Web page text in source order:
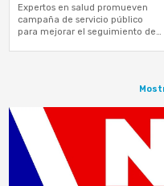
Expertos en salud promueven
campaña de servicio público
para mejorar el seguimiento de